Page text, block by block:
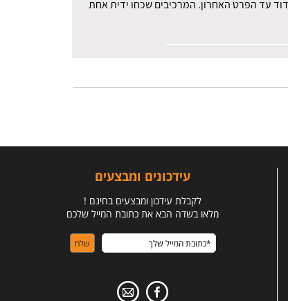
עד הפרט האחרון. המרכיבים שכחו ידית אחת
עידכונים ומבצעים
לקבלת עידכון ומבצעים בחינם !
מלאו בשדה הבא את כתובת המייל שלכם